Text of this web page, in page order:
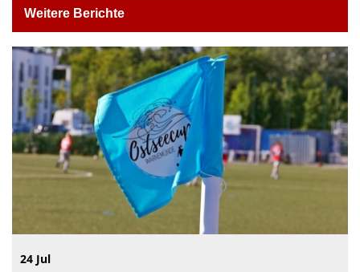
Weitere Berichte
24 Jul